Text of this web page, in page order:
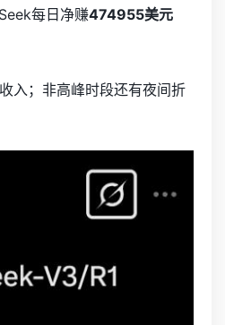
每日净赚474955美元
入；非高峰时段还有夜间折